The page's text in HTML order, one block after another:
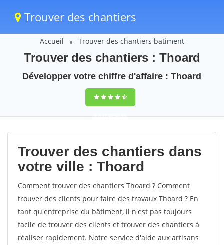
Trouver des chantiers
Accueil Trouver des chantiers batiment
Trouver des chantiers : Thoard
Développer votre chiffre d'affaire : Thoard
9,5(100%)39
votes
Trouver des chantiers dans
votre ville : Thoard
Comment trouver des chantiers Thoard ? Comment
trouver des clients pour faire des travaux Thoard ? En
tant qu'entreprise du bâtiment, il n'est pas toujours
facile de trouver des clients et trouver des chantiers à
réaliser rapidement. Notre service d'aide aux artisans